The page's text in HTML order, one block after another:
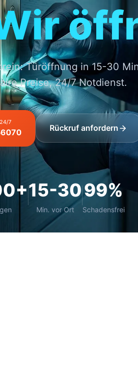
Türöffnung in 15-30
Preise, 24/7 Notdienst.
7
Rückruf anfordern
15-30
Min. vor Ort
99%
Schadensfrei